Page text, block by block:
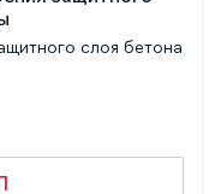
слоя бетона